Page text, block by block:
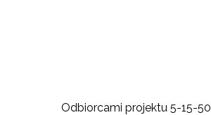
Odbiorcami projektu 5-15-